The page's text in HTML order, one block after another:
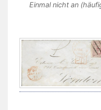
Einmal nicht an